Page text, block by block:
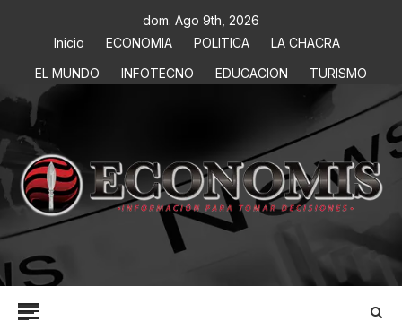
dom. Ago 9th, 2026
Inicio
ECONOMIA POLITICA
LA CHACRA
EL MUNDO
INFOTECNO EDUCACION TURISMO
ECONOMIS
INFORMACIÓN PARA TOMAR DECISIONES